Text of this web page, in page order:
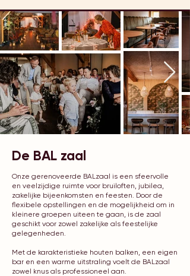
De BAL zaal
Onze gerenoveerde BALzaal is een sfeervolle
en veelzijdige ruimte voor bruiloften, jubilea,
zakelijke bijeenkomsten en feesten. Door de
flexibele opstellingen en de mogelijkheid om in
kleinere groepen uiteen te gaan, is de zaal
geschikt voor zowel zakelijke als feestelijke
gelegenheden.
Met de karakteristieke houten balken, een eigen
bar en een warme uitstraling voelt de BALzaal
zowel knus als professioneel aan.